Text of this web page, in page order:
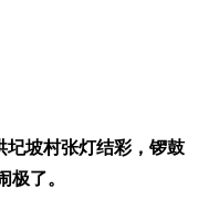
坡村张灯结彩，锣鼓
极了。